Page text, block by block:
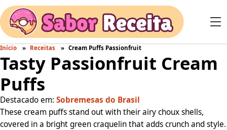
Início Receitas Cream Puffs Passionfruit
Tasty Passionfruit Cream
Puffs
Destacado em: Sobremesas do Brasil
These cream puffs stand out with their airy choux shells,
covered in a bright green craquelin that adds crunch and style.